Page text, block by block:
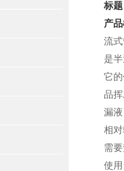
标
产
流
是
它
品
漏
相
需
使